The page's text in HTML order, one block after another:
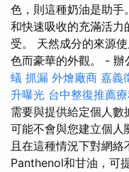
色，則這種奶油是助手
和快速吸收的充滿活力
受。 天然成分的來源
色而豪華的外觀。 - 辦
蟻 抓漏 外燴廠商 嘉義
升曝光 台中整復推薦
需要與提供給定個人數
可能不會與您建立個人
且在這種情況下對網
Panthenol和甘油，可